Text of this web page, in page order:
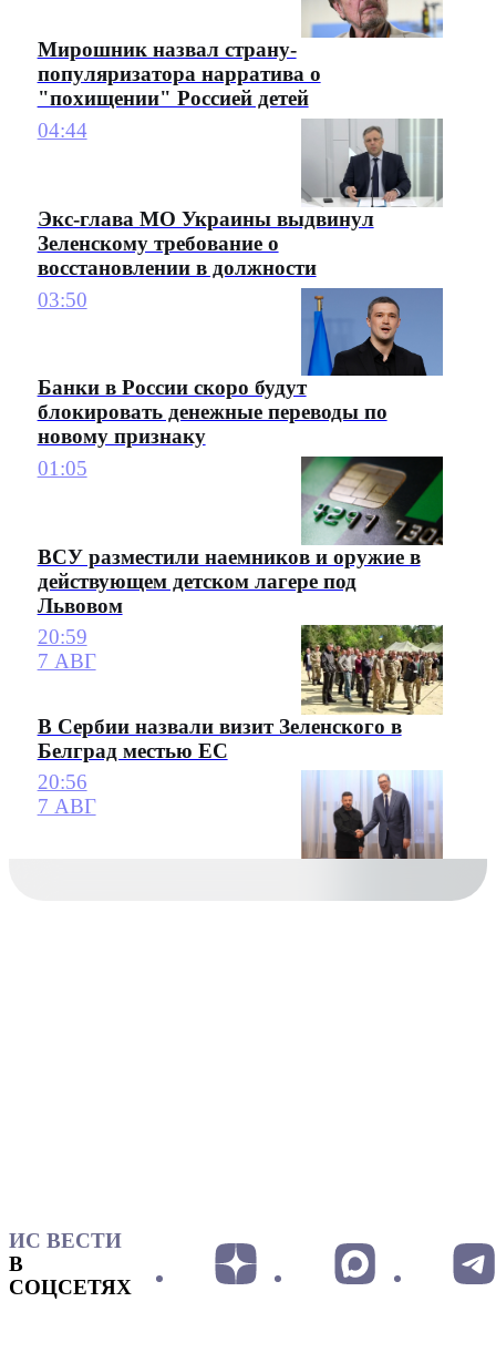
Мирошник назвал страну-
популяризатора нарратива о
"похищении" Россией детей
04:44
Экс-глава МО Украины выдвинул
Зеленскому требование о
восстановлении в должности
03:50
Банки в России скоро будут
блокировать денежные переводы по
новому признаку
01:05
ВСУ разместили наемников и оружие в
действующем детском лагере под
Львовом
20:59
7 АВГ
В Сербии назвали визит Зеленского в
Белград местью ЕС
20:56
7 АВГ
ИС ВЕСТИ
В
СОЦСЕТЯХ